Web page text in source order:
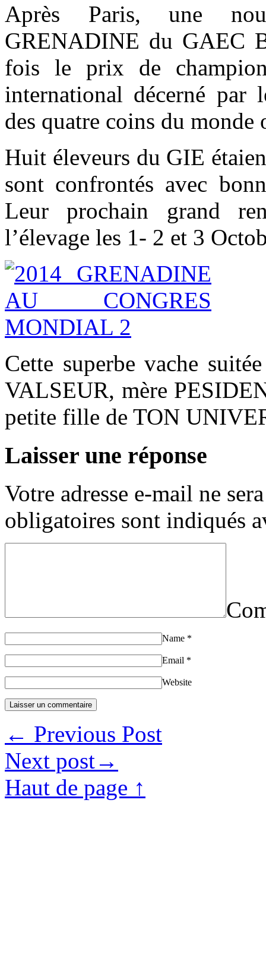
Après Paris, une
GRENADINE du GAEC
fois le prix de
international décerné par
des quatre coins du monde
Huit éleveurs du GIE
sont confrontés avec
Leur prochain grand
l’élevage les 1- 2 et 3
Cette superbe vache
VALSEUR, mère
petite fille de TON
Laisser une réponse
Votre adresse e-mail ne
obligatoires sont indiqués
Name *
Email *
Website
← Previous Post
Next post→
Haut de page ↑